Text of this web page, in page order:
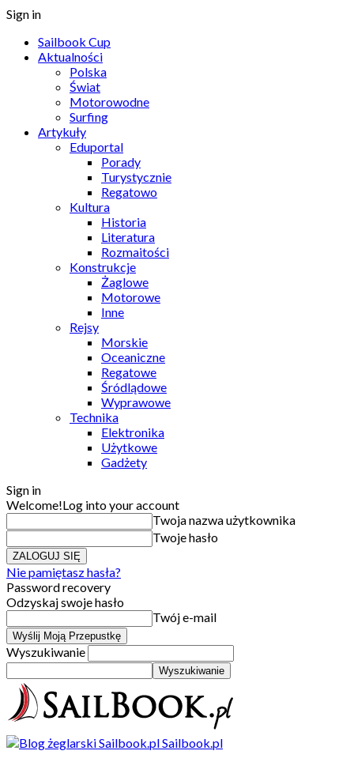
Sign in
Sailbook Cup
Aktualności
Polska
Świat
Motorowodne
Surfing
Artykuły
Eduportal
Porady
Turystycznie
Regatowo
Kultura
Historia
Literatura
Rozmaitości
Konstrukcje
Żaglowe
Motorowe
Inne
Rejsy
Morskie
Oceaniczne
Regatowe
Śródlądowe
Wyprawowe
Technika
Elektronika
Użytkowe
Gadżety
Sign in
Welcome!Log into your account
Twoja nazwa użytkownika
Twoje hasło
Nie pamiętasz hasła?
Password recovery
Odzyskaj swoje hasło
Twój e-mail
Wyszukiwanie
Sailbook.pl